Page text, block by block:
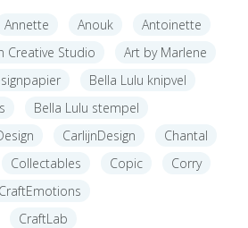
Annette Anouk
Antoinette
Creative Studio
Art by Marlene
Bella Lulu knipvel
Bella Lulu stempel
CarlijnDesign
Chantal
Collectables Copic
Corry
CraftEmotions
CraftLab